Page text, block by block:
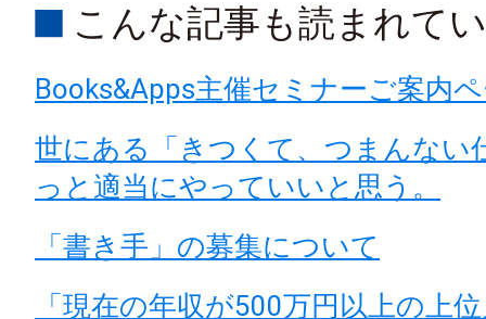
こんな記事も読まれて
Books&Apps主催セミナーご案内
世にある「きつくて、つまんない
っと適当にやっていいと思う。
「書き手」の募集について
「現在の年収が500万円以上の上